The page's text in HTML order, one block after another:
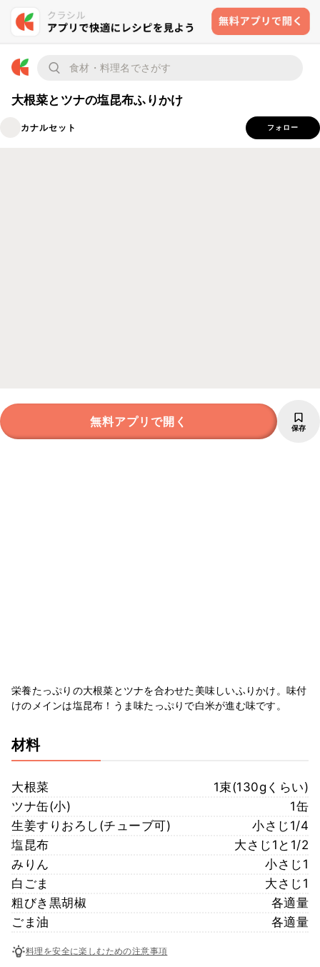
大根菜とツナの塩昆布ふりかけ
カナルセット フォロー
無料アプリで開く 保存
栄養たっぷりの大根菜とツナを合わせた美味しいふりかけ。味付
けのメインは塩昆布！うま味たっぷりで白米が進む味です。
材料
大根菜
1束(130gくらい)
ツナ缶(小)
1缶
生姜すりおろし(チューブ可)
小さじ1/4
塩昆布
大さじ1と1/2
みりん
小さじ1
白ごま
大さじ1
粗びき黒胡椒
各適量
ごま油
各適量
料理を安全に楽しむための注意事項